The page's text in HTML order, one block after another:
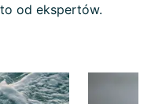
od ekspertów.